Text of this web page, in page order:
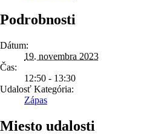
Podrobnosti
Dátum:
19. novembra 2023
Čas:
12:50 - 13:30
Udalosť Kategória:
Zápas
Miesto udalosti